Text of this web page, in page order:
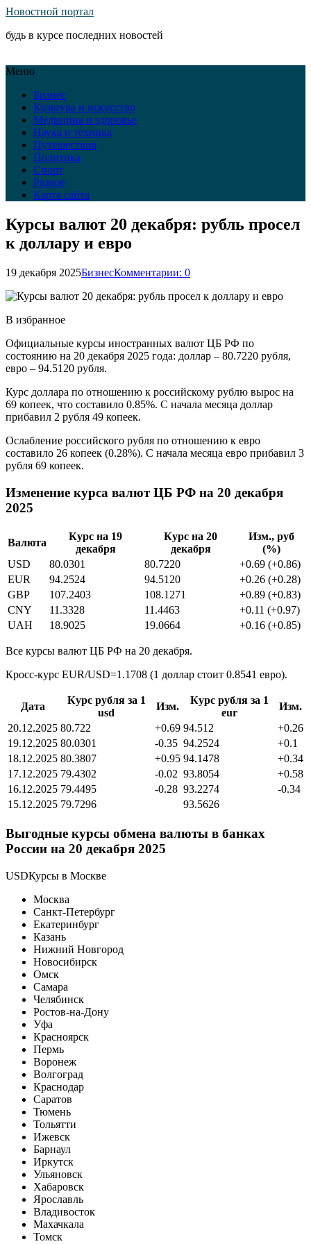
Новостной портал
будь в курсе последних новостей
Меню
Бизнес
Культура и искусство
Медицина и здоровье
Наука и техника
Путешествия
Политика
Спорт
Разное
Карта сайта
Курсы валют 20 декабря: рубль просел
к доллару и евро
19 декабря 2025БизнесКомментарии: 0
В избранное
Официальные курсы иностранных валют ЦБ РФ по
состоянию на 20 декабря 2025 года: доллар – 80.7220 рубля,
евро – 94.5120 рубля.
Курс доллара по отношению к российскому рублю вырос на
69 копеек, что составило 0.85%. С начала месяца доллар
прибавил 2 рубля 49 копеек.
Ослабление российского рубля по отношению к евро
составило 26 копеек (0.28%). С начала месяца евро прибавил 3
рубля 69 копеек.
Изменение курса валют ЦБ РФ на 20 декабря
2025
Валюта
Курс на 19
декабря
Курс на 20
декабря
Изм., руб
(%)
USD
80.0301 80.7220
+0.69 (+0.86)
EUR
94.2524 94.5120
+0.26 (+0.28)
GBP
107.2403 108.1271
+0.89 (+0.83)
CNY
11.3328 11.4463
+0.11 (+0.97)
UAH
18.9025 19.0664 +0.16 (+0.85)
Все курсы валют ЦБ РФ на 20 декабря.
Кросс-курс EUR/USD=1.1708 (1 доллар стоит 0.8541 евро).
Дата
Курс рубля за 1
usd
Изм.
Курс рубля за 1
eur
Изм.
20.12.2025 80.722 +0.69 94.512
+0.26
19.12.2025 80.0301 -0.35 94.2524
+0.1
18.12.2025 80.3807 +0.95 94.1478
+0.34
17.12.2025 79.4302 -0.02 93.8054
+0.58
16.12.2025 79.4495 -0.28 93.2274
-0.34
15.12.2025 79.7296 93.5626
Выгодные курсы обмена валюты в банках
России на 20 декабря 2025
USDКурсы в Москве
Москва
Санкт-Петербург
Екатеринбург
Казань
Нижний Новгород
Новосибирск
Омск
Самара
Челябинск
Ростов-на-Дону
Уфа
Красноярск
Пермь
Воронеж
Волгоград
Краснодар
Саратов
Тюмень
Тольятти
Ижевск
Барнаул
Иркутск
Ульяновск
Хабаровск
Ярославль
Владивосток
Махачкала
Томск